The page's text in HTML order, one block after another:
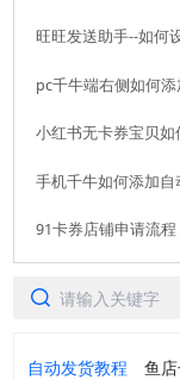
旺旺发送助手--如何
pc千牛端右侧如何
小红书无卡券宝贝
手机千牛如何添加自
91卡券店铺申请流程
自动发货教程 鱼